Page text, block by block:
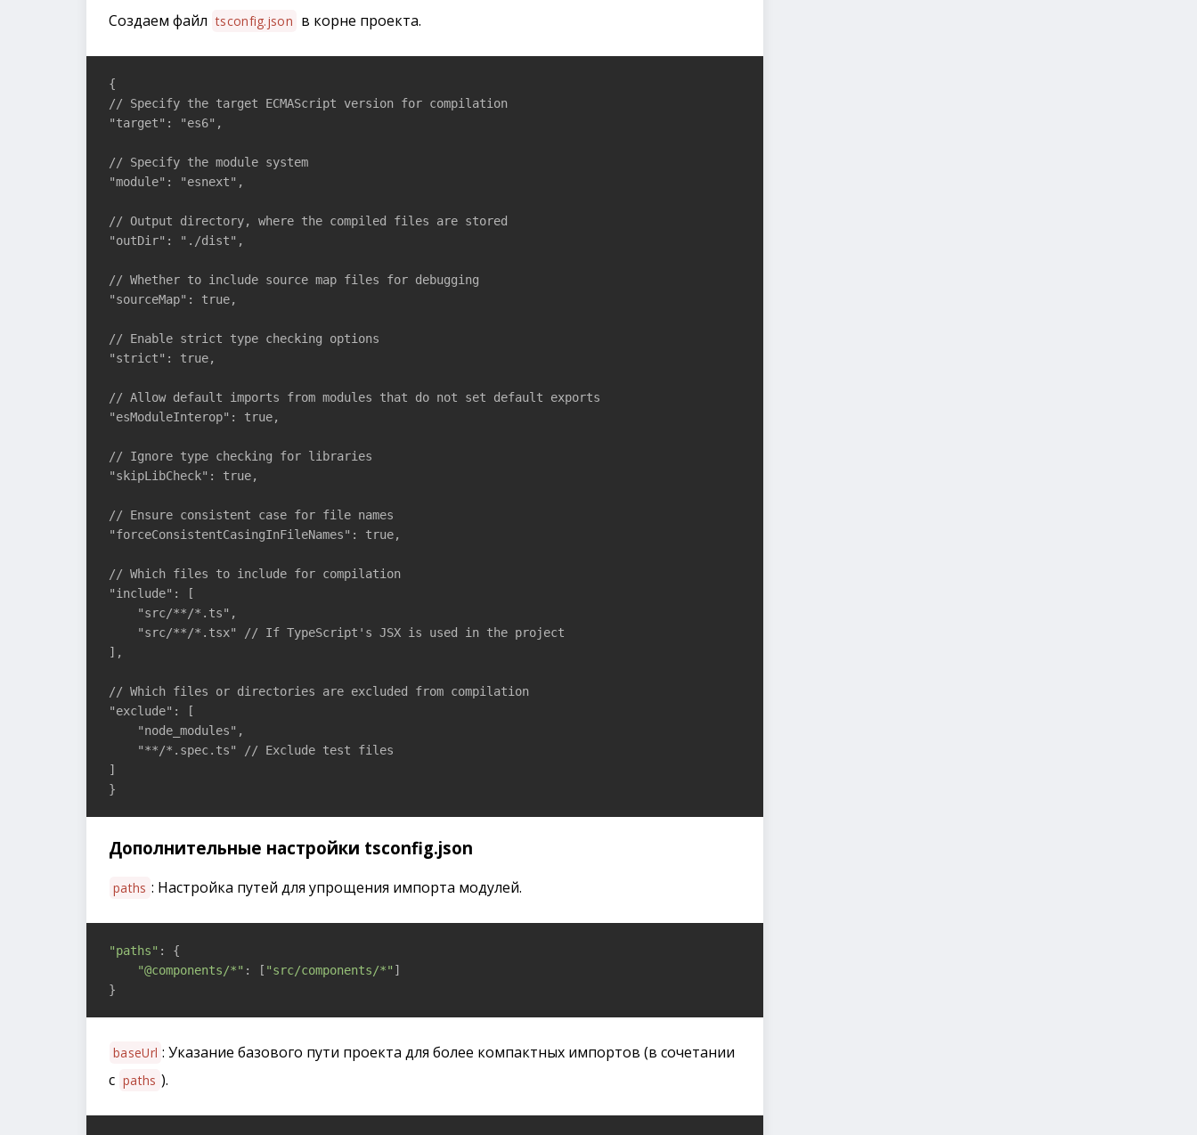
Создаем файл tsconfig.json в корне проекта.
{
// Specify the target ECMAScript version for compilation
"target": "es6",
// Specify the module system
"module": "esnext",
// Output directory, where the compiled files are stored
"outDir": "./dist",
// Whether to include source map files for debugging
"sourceMap": true,
// Enable strict type checking options
"strict": true,
// Allow default imports from modules that do not set default exports
"esModuleInterop": true,
// Ignore type checking for libraries
"skipLibCheck": true,
// Ensure consistent case for file names
"forceConsistentCasingInFileNames": true,
// Which files to include for compilation
"include": [
    "src/**/*.ts",
    "src/**/*.tsx" // If TypeScript's JSX is used in the project
],
// Which files or directories are excluded from compilation
"exclude": [
    "node_modules",
    "**/*.spec.ts" // Exclude test files
]
}
Дополнительные настройки tsconfig.json
paths : Настройка путей для упрощения импорта модулей.
"paths" : {
"@components/*" : [ "src/components/*" ]
}
baseUrl : Указание базового пути проекта для более компактных импортов (в сочетании
с paths ).